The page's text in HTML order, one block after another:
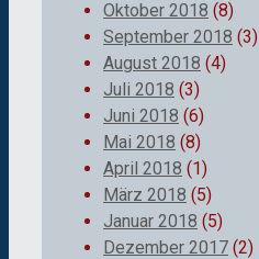
Oktober 2018 (8)
September 2018 (3)
August 2018 (4)
Juli 2018 (3)
Juni 2018 (6)
Mai 2018 (8)
April 2018 (1)
März 2018 (5)
Januar 2018 (5)
Dezember 2017 (2)